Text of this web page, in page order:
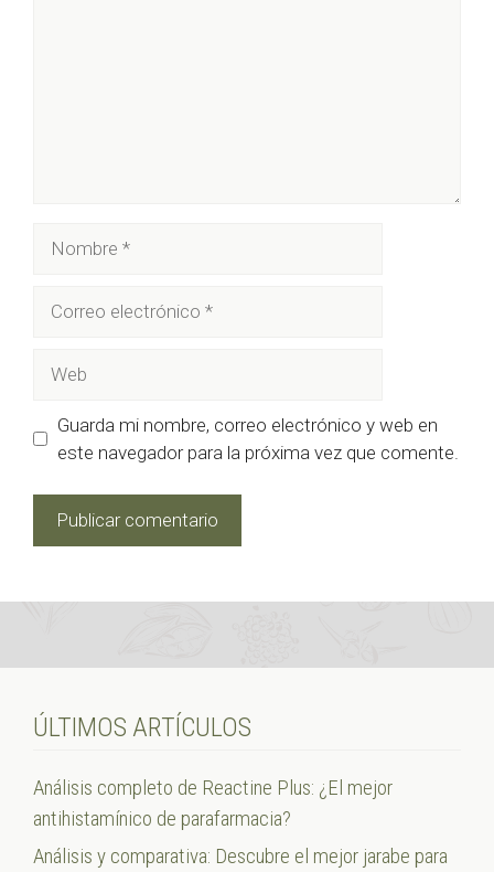
electrónico
Guarda mi nombre, correo electrónico y web en
este navegador para la próxima vez que comente.
ÚLTIMOS ARTÍCULOS
Análisis completo de Reactine Plus: ¿El mejor
antihistamínico de parafarmacia?
Análisis y comparativa: Descubre el mejor jarabe para